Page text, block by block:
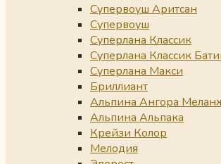
Супервоуш Аритсан
Супервоуш
Суперлана Классик
Суперлана Классик
Суперлана Макси
Бриллиант
Альпина Ангора
Альпина Альпака
Крейзи Колор
Мелодия